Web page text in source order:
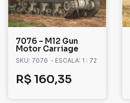
7076 – M12 Gun
Motor Carriage
SKU: 7076 - ESCALA: 1 : 72
R$ 160,35